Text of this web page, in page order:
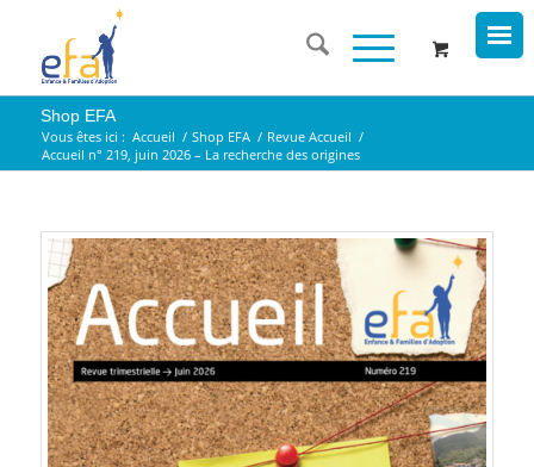
Shop EFA
Vous êtes ici : Accueil / Shop EFA / Revue Accueil /
Accueil n° 219, juin 2026 – La recherche des origines